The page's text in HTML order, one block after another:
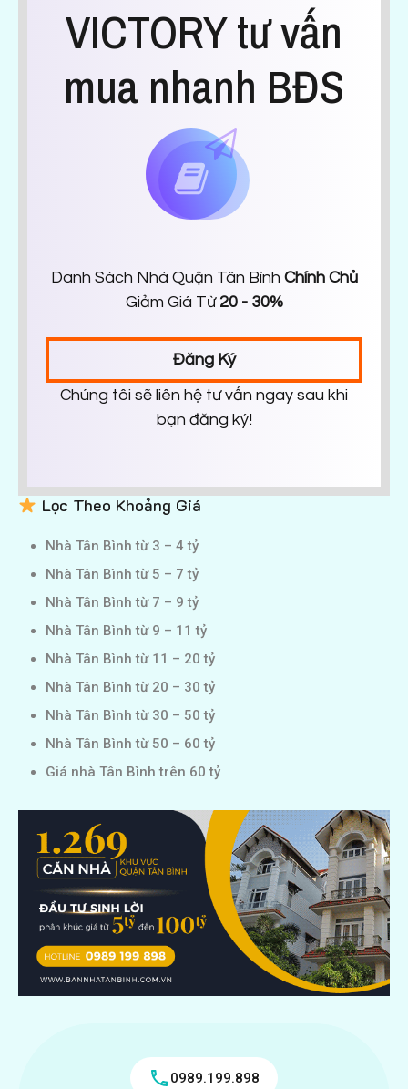
VICTORY tư vấn
mua nhanh BĐS
Danh Sách Nhà Quận Tân Bình Chính Chủ
Giảm Giá Từ 20 - 30%
Đăng Ký
Chúng tôi sẽ liên hệ tư vấn ngay sau khi
bạn đăng ký!
Lọc Theo Khoảng Giá
Nhà Tân Bình từ 3 – 4 tỷ
Nhà Tân Bình từ 5 – 7 tỷ
Nhà Tân Bình từ 7 – 9 tỷ
Nhà Tân Bình từ 9 – 11 tỷ
Nhà Tân Bình từ 11 – 20 tỷ
Nhà Tân Bình từ 20 – 30 tỷ
Nhà Tân Bình từ 30 – 50 tỷ
Nhà Tân Bình từ 50 – 60 tỷ
Giá nhà Tân Bình trên 60 tỷ
0989.199.898